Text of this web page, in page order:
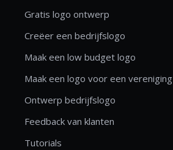
Gratis logo ontwerp
Creëer een bedrijfslogo
Maak een low budget logo
Maak een logo voor een vereniging
Ontwerp bedrijfslogo
Feedback van klanten
Tutorials